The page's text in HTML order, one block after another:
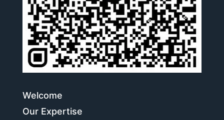
Welcome
Our Expertise